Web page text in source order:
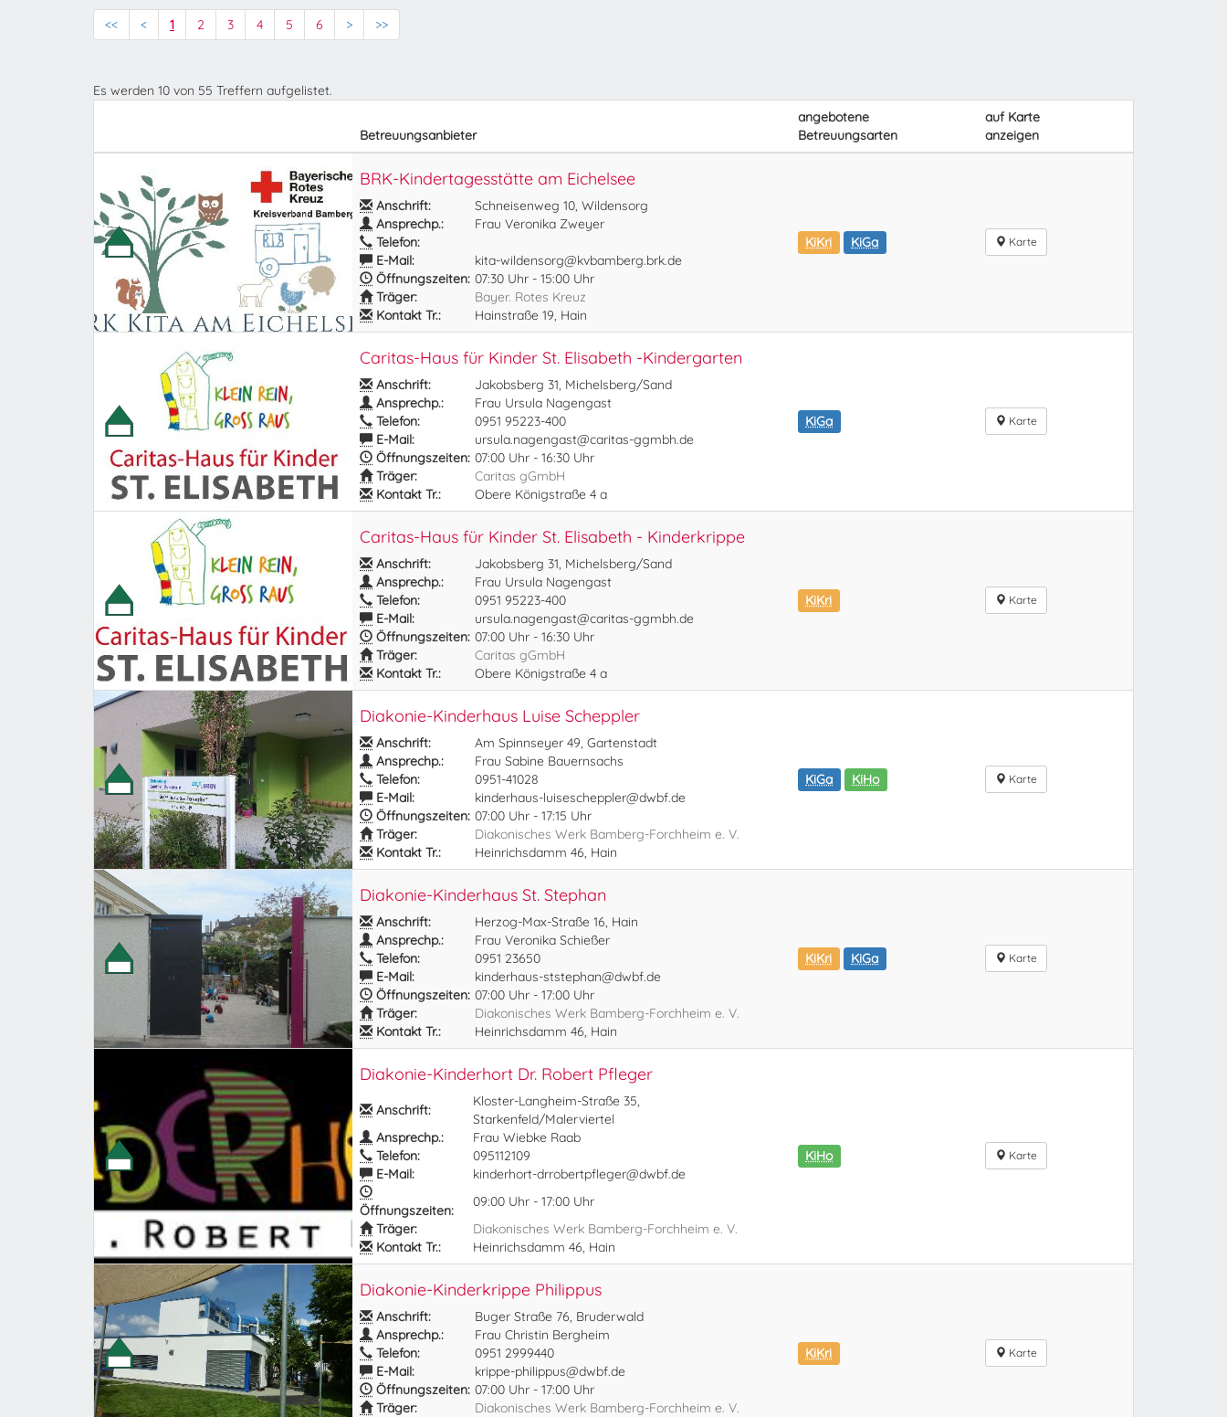
<< < 1 2 3 4 5 6 > >>
Es werden 10 von 55 Treffern aufgelistet.
Betreuungsanbieter
angebotene
Betreuungsarten
auf Karte
anzeigen
BRK-Kindertagesstätte am Eichelsee
Anschrift:
Schneisenweg 10, Wildensorg
Ansprechp.:
Frau Veronika Zweyer
Telefon:
E-Mail:
kita-wildensorg@kvbamberg.brk.de
Öffnungszeiten: 07:30 Uhr - 15:00 Uhr
Träger:
Bayer. Rotes Kreuz
Kontakt Tr.:
Hainstraße 19, Hain
KiKri KiGa Karte
Caritas-Haus für Kinder St. Elisabeth -Kindergarten
Anschrift:
Jakobsberg 31, Michelsberg/Sand
Ansprechp.:
Frau Ursula Nagengast
Telefon:
0951 95223-400
E-Mail:
ursula.nagengast@caritas-ggmbh.de
Öffnungszeiten: 07:00 Uhr - 16:30 Uhr
Träger:
Caritas gGmbH
Kontakt Tr.:
Obere Königstraße 4 a
KiGa Karte
Caritas-Haus für Kinder St. Elisabeth - Kinderkrippe
Anschrift:
Jakobsberg 31, Michelsberg/Sand
Ansprechp.:
Frau Ursula Nagengast
Telefon:
0951 95223-400
E-Mail:
ursula.nagengast@caritas-ggmbh.de
Öffnungszeiten: 07:00 Uhr - 16:30 Uhr
Träger:
Caritas gGmbH
Kontakt Tr.:
Obere Königstraße 4 a
KiKri Karte
Diakonie-Kinderhaus Luise Scheppler
Anschrift:
Am Spinnseyer 49, Gartenstadt
Ansprechp.:
Frau Sabine Bauernsachs
Telefon:
0951-41028
E-Mail:
kinderhaus-luisescheppler@dwbf.de
Öffnungszeiten: 07:00 Uhr - 17:15 Uhr
Träger:
Diakonisches Werk Bamberg-Forchheim e. V.
Kontakt Tr.:
Heinrichsdamm 46, Hain
KiGa KiHo Karte
Diakonie-Kinderhaus St. Stephan
Anschrift:
Herzog-Max-Straße 16, Hain
Ansprechp.:
Frau Veronika Schießer
Telefon:
0951 23650
E-Mail:
kinderhaus-ststephan@dwbf.de
Öffnungszeiten: 07:00 Uhr - 17:00 Uhr
Träger:
Diakonisches Werk Bamberg-Forchheim e. V.
Kontakt Tr.:
Heinrichsdamm 46, Hain
KiKri KiGa Karte
Diakonie-Kinderhort Dr. Robert Pfleger
Anschrift:
Kloster-Langheim-Straße 35,
Starkenfeld/Malerviertel
Ansprechp.:
Frau Wiebke Raab
Telefon:
095112109
E-Mail:
kinderhort-drrobertpfleger@dwbf.de
Öffnungszeiten:
09:00 Uhr - 17:00 Uhr
Träger:
Diakonisches Werk Bamberg-Forchheim e. V.
Kontakt Tr.:
Heinrichsdamm 46, Hain
KiHo Karte
Diakonie-Kinderkrippe Philippus
Anschrift:
Buger Straße 76, Bruderwald
Ansprechp.:
Frau Christin Bergheim
Telefon:
0951 2999440
E-Mail:
krippe-philippus@dwbf.de
Öffnungszeiten: 07:00 Uhr - 17:00 Uhr
Träger:
Diakonisches Werk Bamberg-Forchheim e. V.
KiKri Karte